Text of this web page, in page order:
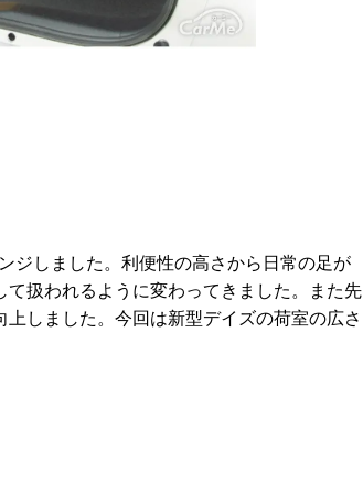
ジしました。利便性の高さから日常の足が
扱われるように変わってきました。また先
しました。今回は新型デイズの荷室の広さ